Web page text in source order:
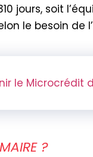
jours, soit
le besoin de
le Microcrédit
?